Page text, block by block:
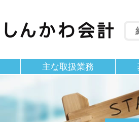
主な取扱業務